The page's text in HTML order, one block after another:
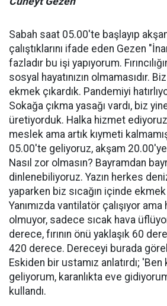
Sabah saat 05.00'te başlayıp
çalıştıklarını ifade eden Gezen
fazladır bu işi yapıyorum.
sosyal hayatınızın olmamasıdır.
ekmek çıkardık. Pandemiyi
Sokağa çıkma yasağı vardı, biz
üretiyorduk. Halka hizmet ediyoruz.
meslek ama artık kıymeti
05.00'te geliyoruz, akşam 20.00'ye
Nasıl zor olmasın? Bayramdan
dinlenebiliyoruz. Yazın herkes
yaparken biz sıcağın içinde ekmek
Yanımızda vantilatör çalışıyor
olmuyor, sadece sıcak hava
derece, fırının önü yaklaşık 60
420 derece. Dereceyi burada
Eskiden bir ustamız anlatırdı; 'Ben
geliyorum, karanlıkta eve
kullandı.